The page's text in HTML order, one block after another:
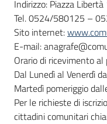
Indirizzo: Piazza
Tel. 0524/580125 –
Sito internet:
E-mail:
Orario di ricevimento al
Dal Lunedì al Venerdì
Martedì pomeriggio
Per le richieste di
cittadini comunitari